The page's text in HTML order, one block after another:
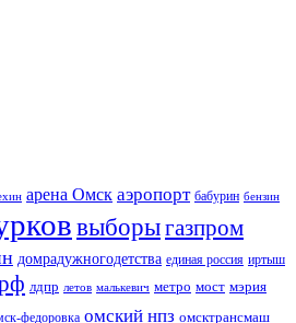
арена Омск аэропорт бабурин бензин
выборыгазпром
домрадужногодетства единая россия иртыш
лдпр летов малькевич метро мост мэрия
федоровка омский нпз омсктрансмаш